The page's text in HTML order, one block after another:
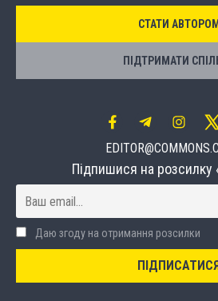
СТАТИ АВТОРОМ
ПІДТРИМАТИ
Підпишися на розсилку
Даю згоду на отримання розсилки